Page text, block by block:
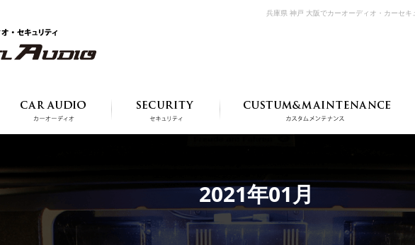
兵庫県 神戸 大阪でカーオーディオ・カーセ
2021年01月